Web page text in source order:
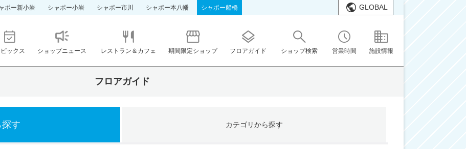
ポー新小岩 シャポー小岩 シャポー市川 シャポー本八幡 シャポー船橋 GLOBAL
ピックス ショップニュース レストラン＆カフェ 期間限定ショップ フロアガイド ショップ検索 営業時間 施設情報
フロアガイド
す カテゴリから探す